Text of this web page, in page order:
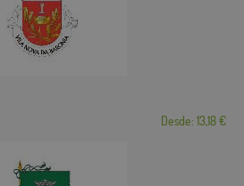
Desde: 13,18 €